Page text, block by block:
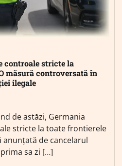
controale stricte la
măsură controversată în
ilegale
de astăzi, Germania
stricte la toate frontierele
de cancelarul
sa zi […]